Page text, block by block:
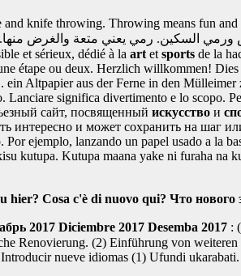
and knife throwing. Throwing means fun and
ورمي السكين. رمي يعني متعة والغرض
et sérieux, dédié à la art et sports de la
étape ou deux. Herzlich willkommen! Dies
Altpapier aus der Ferne in den Mülleimer
Lanciare significa divertimento e lo scopo.
сайт, посвященный искусство и
интересно и может сохранить на шаг
ejemplo, lanzando un papel usado a la
kutupa. Kutupa maana yake ni furaha na
hier? Cosa c'è di nuovo qui? Что нового
2017 Diciembre 2017 Desemba 2017 :
Renovierung. (2) Einführung von weiteren
nueve idiomas (1) Ufundi